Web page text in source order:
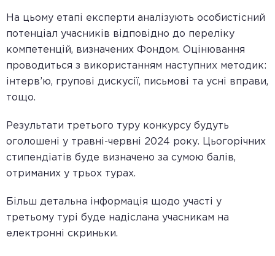
На цьому етапі експерти аналізують особистісний
потенціал учасників відповідно до переліку
компетенцій, визначених Фондом. Оцінювання
проводиться з використанням наступних методик:
інтерв’ю, групові дискусії, письмові та усні вправи,
тощо.
Результати третього туру конкурсу будуть
оголошені у травні-червні 2024 року. Цьогорічних
стипендіатів буде визначено за сумою балів,
отриманих у трьох турах.
Більш детальна інформація щодо участі у
третьому турі буде надіслана учасникам на
електронні скриньки.